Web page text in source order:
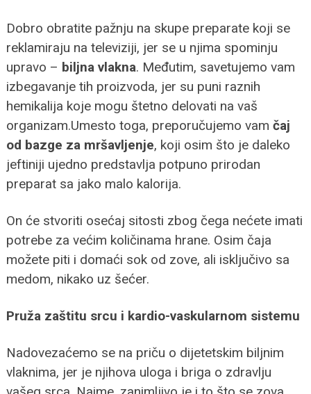
Dobro obratite pažnju na skupe preparate koji se
reklamiraju na televiziji, jer se u njima spominju
upravo – biljna vlakna. Međutim, savetujemo vam
izbegavanje tih proizvoda, jer su puni raznih
hemikalija koje mogu štetno delovati na vaš
organizam.Umesto toga, preporučujemo vam čaj
od bazge za mršavljenje, koji osim što je daleko
jeftiniji ujedno predstavlja potpuno prirodan
preparat sa jako malo kalorija.
On će stvoriti osećaj sitosti zbog čega nećete imati
potrebe za većim količinama hrane. Osim čaja
možete piti i domaći sok od zove, ali isključivo sa
medom, nikako uz šećer.
Pruža zaštitu srcu i kardio-vaskularnom sistemu
Nadovezaćemo se na priču o dijetetskim biljnim
vlaknima, jer je njihova uloga i briga o zdravlju